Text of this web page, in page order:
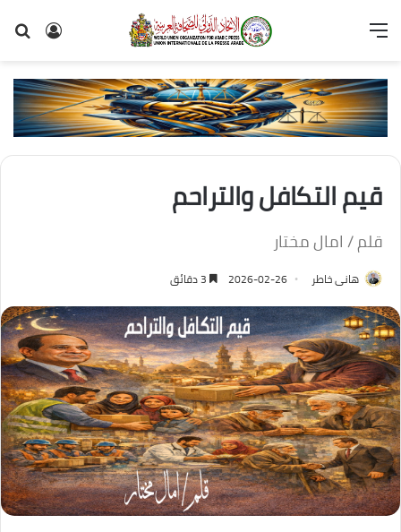
تسجيل
القائمة
قيم التكافل والتراحم
قلم / امال مختار
هانى خاطر 2026-02-26